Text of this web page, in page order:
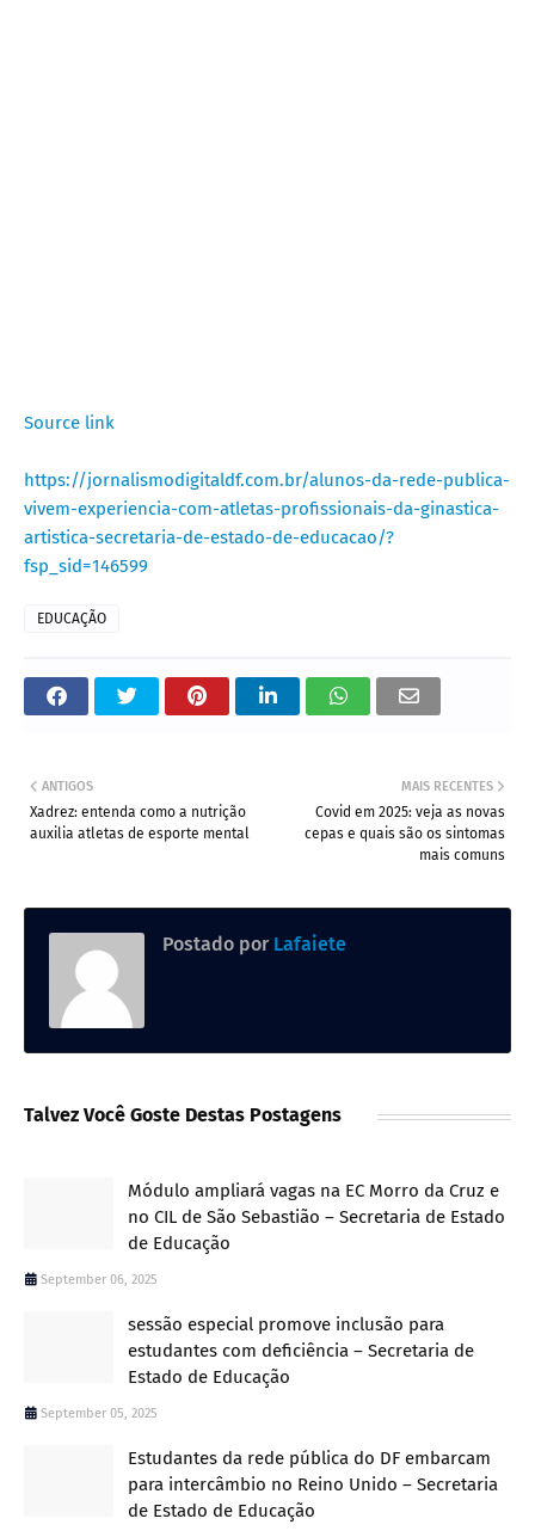
Source link
https://jornalismodigitaldf.com.br/alunos-da-rede-publica-
vivem-experiencia-com-atletas-profissionais-da-ginastica-
artistica-secretaria-de-estado-de-educacao/?
fsp_sid=146599
EDUCAÇÃO
MAIS RECENTES
Covid em 2025: veja as novas
cepas e quais são os sintomas
mais comuns
ANTIGOS
Xadrez: entenda como a nutrição
auxilia atletas de esporte mental
Postado por Lafaiete
Talvez Você Goste Destas Postagens
Módulo ampliará vagas na EC Morro da Cruz e
no CIL de São Sebastião – Secretaria de Estado
de Educação
September 06, 2025
sessão especial promove inclusão para
estudantes com deficiência – Secretaria de
Estado de Educação
September 05, 2025
Estudantes da rede pública do DF embarcam
para intercâmbio no Reino Unido – Secretaria
de Estado de Educação